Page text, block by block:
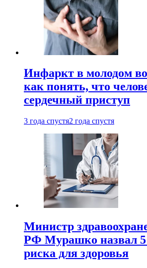
Инфаркт в молодом
как понять, что
сердечный приступ
3 года спустя2 года спустя
Министр
РФ Мурашко назвал 5
риска для здоровья